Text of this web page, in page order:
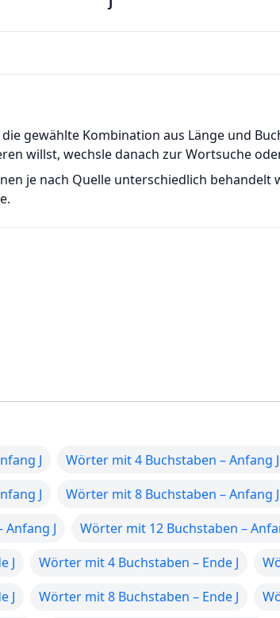
gewählte Kombination aus Länge und
willst, wechsle danach zur Wortsuche
je nach Quelle unterschiedlich behandelt
J Wörter mit 4 Buchstaben – Anfang J
J Wörter mit 8 Buchstaben – Anfang J
J Wörter mit 12 Buchstaben –
J Wörter mit 4 Buchstaben – Ende J
J Wörter mit 8 Buchstaben – Ende J